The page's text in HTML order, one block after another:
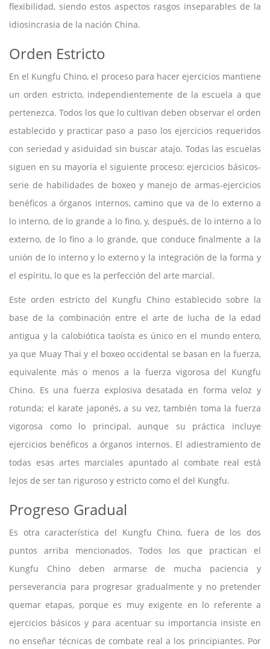
flexibilidad, siendo estos aspectos rasgos inseparables de la
idiosincrasia de la nación China.
Orden Estricto
En el Kungfu Chino, el proceso para hacer ejercicios mantiene
un orden estricto, independientemente de la escuela a que
pertenezca. Todos los que lo cultivan deben observar el orden
establecido y practicar paso a paso los ejercicios requeridos
con seriedad y asiduidad sin buscar atajo. Todas las escuelas
siguen en su mayoría el siguiente proceso: ejercicios básicos-
serie de habilidades de boxeo y manejo de armas-ejercicios
benéficos a órganos internos, camino que va de lo externo a
lo interno, de lo grande a lo fino, y, después, de lo interno a lo
externo, de lo fino a lo grande, que conduce finalmente a la
unión de lo interno y lo externo y la integración de la forma y
el espíritu, lo que es la perfección del arte marcial.
Este orden estricto del Kungfu Chino establecido sobre la
base de la combinación entre el arte de lucha de la edad
antigua y la calobiótica taoísta es único en el mundo entero,
ya que Muay Thai y el boxeo occidental se basan en la fuerza,
equivalente más o menos a la fuerza vigorosa del Kungfu
Chino. Es una fuerza explosiva desatada en forma veloz y
rotunda; el karate japonés, a su vez, también toma la fuerza
vigorosa como lo principal, aunque su práctica incluye
ejercicios benéficos a órganos internos. El adiestramiento de
todas esas artes marciales apuntado al combate real está
lejos de ser tan riguroso y estricto como el del Kungfu.
Progreso Gradual
Es otra característica del Kungfu Chino, fuera de los dos
puntos arriba mencionados. Todos los que practican el
Kungfu Chino deben armarse de mucha paciencia y
perseverancia para progresar gradualmente y no pretender
quemar etapas, porque es muy exigente en lo referente a
ejercicios básicos y para acentuar su importancia insiste en
no enseñar técnicas de combate real a los principiantes. Por